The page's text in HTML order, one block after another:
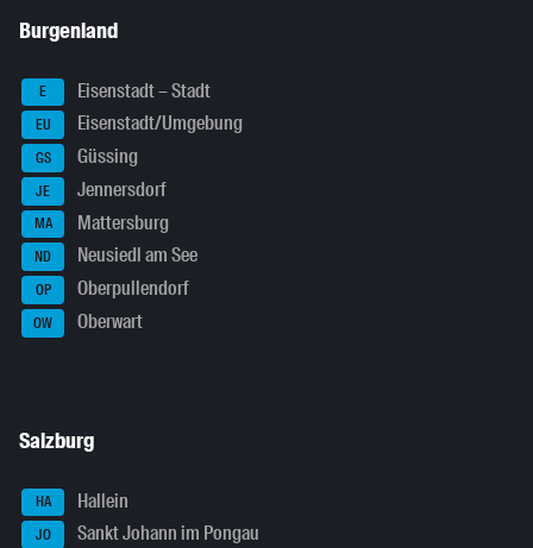
Burgenland
E Eisenstadt – Stadt
EU Eisenstadt/Umgebung
GS Güssing
JE Jennersdorf
MA Mattersburg
ND Neusiedl am See
OP Oberpullendorf
OW Oberwart
Salzburg
HA Hallein
JO Sankt Johann im Pongau